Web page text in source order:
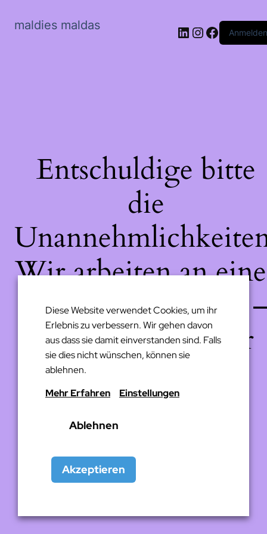
maldies maldas LinkedIn
Instagram
Anmelden
Entschuldige bitte
die
Wir arbeiten an
großartigen Sache
schau bald wieder
Diese Website verwendet Cookies, um ihr
Erlebnis zu verbessern. Wir gehen davon
aus dass sie damit einverstanden sind. Falls
sie dies nicht wünschen, können sie
ablehnen.
Mehr Erfahren
Einstellungen
Ablehnen
Akzeptieren